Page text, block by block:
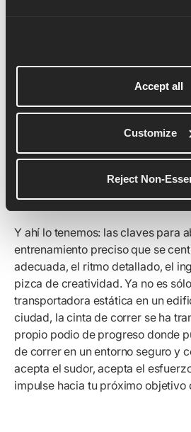
Accept all
Customize
Reject Non-
a las piernas, las caderas y la
To Sum It All Up
Eleva tus triunfos en la cinta de
Y ahí lo tenemos: las claves para
entrenamiento preciso que se
adecuada, el ritmo detallado, el
pizca de creatividad. Ya no es
transportadora estática en un
ciudad, la cinta de correr se ha
propio podio de progreso donde
de correr en un entorno seguro y
acepta el sudor, acepta el
impulse hacia tu próximo objetivo